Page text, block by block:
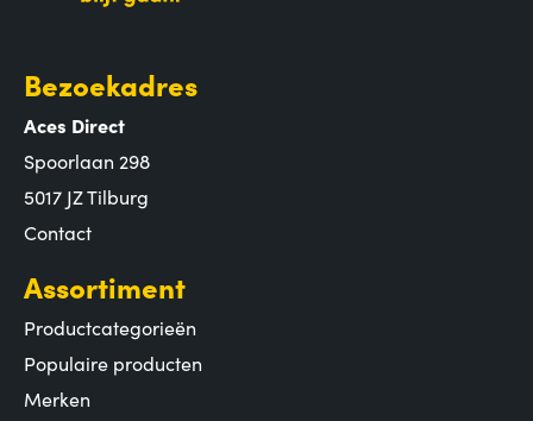
Bezoekadres
Aces Direct
Spoorlaan 298
5017 JZ Tilburg
Contact
Assortiment
Productcategorieën
Populaire producten
Merken